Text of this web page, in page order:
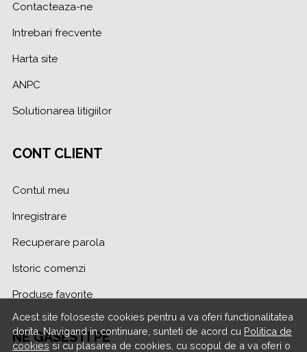
Acest site foloseste cookies pentru a va oferi functionalitatea
dorita. Navigand in continuare, sunteti de acord cu Politica de
cookiessi cu plasarea de cookies, cu scopul de a va oferi o
Contacteaza-ne
Intrebari frecvente
Harta site
ANPC
Solutionarea litigiilor
CONT CLIENT
Contul meu
Inregistrare
Recuperare parola
Istoric comenzi
Produse favorite
NE GASESTI PE